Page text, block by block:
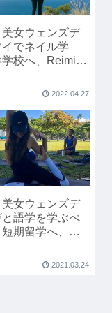
美女ウェンズデ
でネイル学
校へ、Reimiさ
2022.04.27
美女ウェンズデ
語学を学ぶべ
期留学へ、
2021.03.24